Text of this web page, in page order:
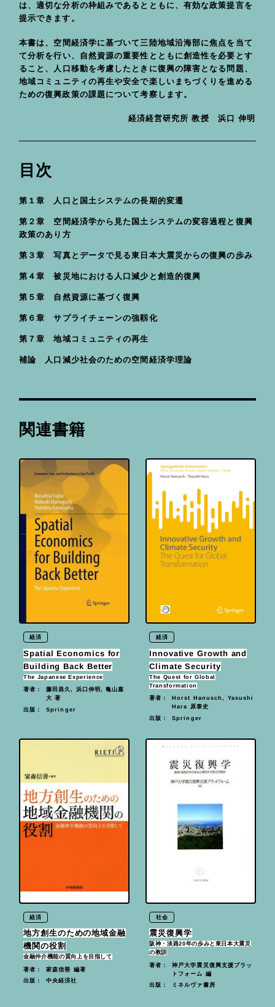
は、適切な分析の枠組みであるとともに、有効な政策提言を
提示できます。
本書は、空間経済学に基づいて三陸地域沿海部に焦点を当て
て分析を行い、自然資源の重要性とともに創造性を必要とす
ること、人口移動を考慮したときに復興の障害となる問題、
地域コミュニティの再生や安全で楽しいまちづくりを進める
ための復興政策の課題について考察します。
経済経営研究所 教授 浜口 伸明
目次
第１章 人口と国土システムの長期的変遷
第２章 空間経済学から見た国土システムの変容過程と復興
政策のあり方
第３章 写真とデータで見る東日本大震災からの復興の歩み
第４章 被災地における人口減少と創造的復興
第５章 自然資源に基づく復興
第６章 サプライチェーンの強靱化
第７章 地域コミュニティの再生
補論 人口減少社会のための空間経済学理論
関連書籍
経済
Spatial Economics for
Building Back Better
The Japanese Experience
著者： 藤田昌久, 浜口伸明, 亀山嘉
大 著
出版： Springer
経済
Innovative Growth and
Climate Security
The Quest for Global
Transformation
著者： Horst Hanusch, Yasushi
Hara 原泰史
出版： Springer
経済
地方創生のための地域金融
機関の役割
金融仲介機能の質向上を目指して
著者： 家森信善 編著
出版： 中央経済社
社会
震災復興学
阪神・淡路20年の歩みと東日本大震災
の教訓
著者： 神戸大学震災復興支援プラッ
トフォーム 編
出版： ミネルヴァ書房